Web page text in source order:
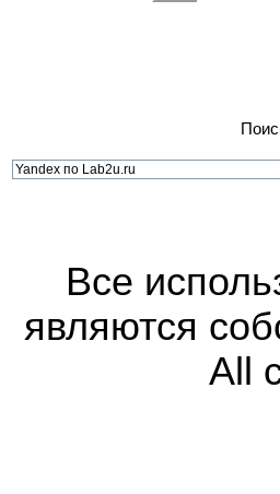
Все
являются
All